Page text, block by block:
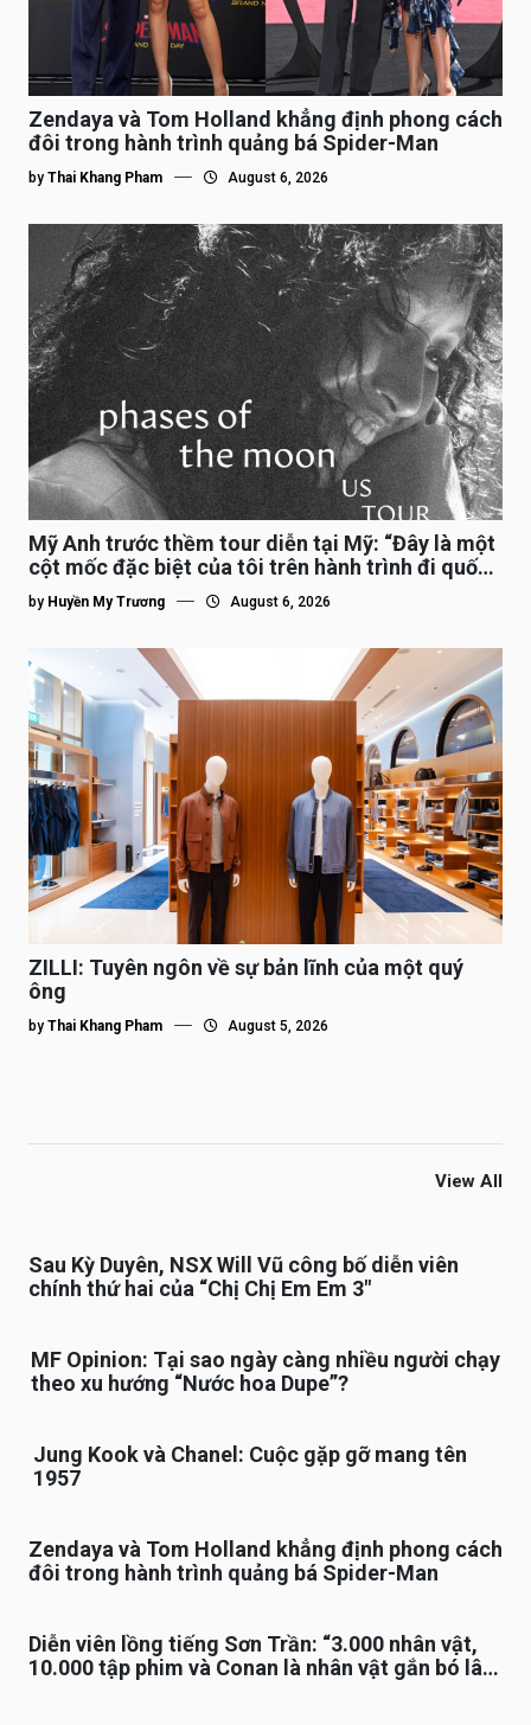
Zendaya và Tom Holland khẳng định phong cách
đôi trong hành trình quảng bá Spider-Man
by Thai Khang Pham August 6, 2026
Mỹ Anh trước thềm tour diễn tại Mỹ: “Đây là một
cột mốc đặc biệt của tôi trên hành trình đi quốc
tế”
by Huyền My Trương August 6, 2026
ZILLI: Tuyên ngôn về sự bản lĩnh của một quý
ông
by Thai Khang Pham August 5, 2026
View All
Sau Kỳ Duyên, NSX Will Vũ công bố diễn viên
chính thứ hai của “Chị Chị Em Em 3″
MF Opinion: Tại sao ngày càng nhiều người chạy
theo xu hướng “Nước hoa Dupe”?
Jung Kook và Chanel: Cuộc gặp gỡ mang tên
1957
Zendaya và Tom Holland khẳng định phong cách
đôi trong hành trình quảng bá Spider-Man
Diễn viên lồng tiếng Sơn Trần: “3.000 nhân vật,
10.000 tập phim và Conan là nhân vật gắn bó lâu